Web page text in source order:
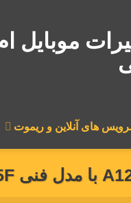
های آنلاین و ریموت